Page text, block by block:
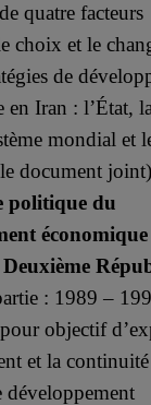
quatre facteurs
choix et le
de
en Iran : l’État,
mondial et
document joint)
politique du
: 1989 –
objectif
et la
développement